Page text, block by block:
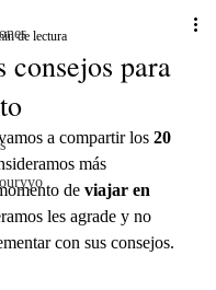
consejos para
de lectura
a compartir los 20
más
de viajar en
les agrade y no
con sus consejos.